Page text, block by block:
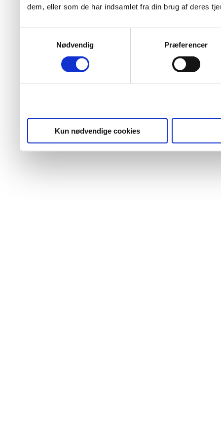
dem, eller som de har indsamlet fra din brug af deres
Nødvendig
Præferencer
Kun nødvendige cookies